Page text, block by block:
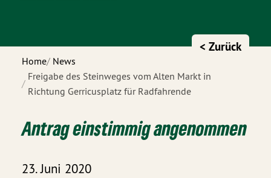
Home News
Freigabe des Steinweges vom Alten Markt in
Richtung Gerricusplatz für Radfahrende
< Zurück
Antrag einstimmig angenommen
23. Juni 2020